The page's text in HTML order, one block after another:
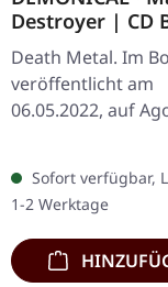
Destroyer | CD
Death Metal. Im
veröffentlicht am
06.05.2022, auf
Records. CD in
Box mit Logo-Pin
großer Flagge.
auf 1000…
Sofort verfügbar,
1-2 Werktage